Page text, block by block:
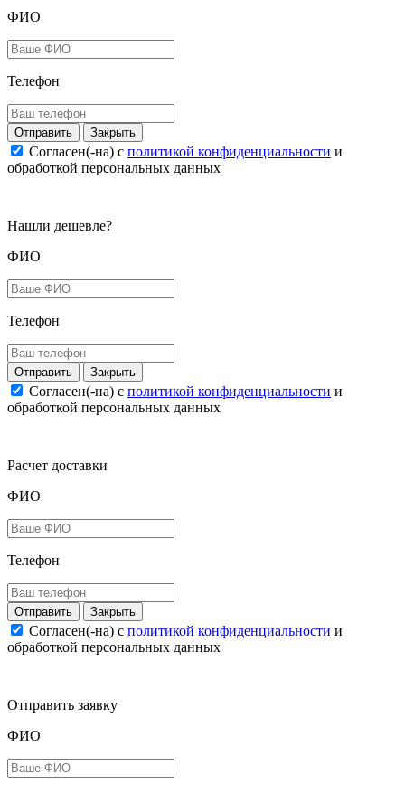
ФИО
Телефон
Закрыть
Согласен(-на) c политикой конфиденциальности и
обработкой персональных данных
Нашли дешевле?
ФИО
Телефон
Закрыть
Согласен(-на) c политикой конфиденциальности и
обработкой персональных данных
Расчет доставки
ФИО
Телефон
Закрыть
Согласен(-на) c политикой конфиденциальности и
обработкой персональных данных
Отправить заявку
ФИО